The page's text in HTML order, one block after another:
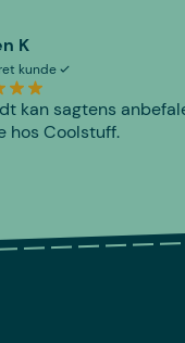
K
kunde
kan sagtens
hos Coolstuff.